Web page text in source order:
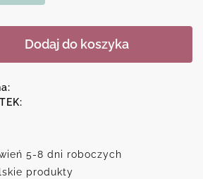
Dodaj do koszyka
5-8 dni roboczych
produkty